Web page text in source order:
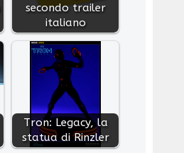
secondo trailer
italiano
Tron: Legacy, la
statua di Rinzler